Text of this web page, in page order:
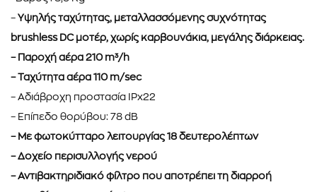
– Υψηλής ταχύτητας, μεταλλασσόμενης συχνότητας
brushless DC μοτέρ, χωρίς καρβουνάκια, μεγάλης διάρκειας.
– Παροχή αέρα 210 m³/h
– Ταχύτητα αέρα 110 m/sec
– Αδιάβροχη προστασία IPx22
– Επίπεδο θορύβου: 78 dB
– Με φωτοκύτταρο λειτουργίας 18 δευτερολέπτων
– Δοχείο περισυλλογής νερού
– Αντιβακτηριδιακό φίλτρο που αποτρέπει τη διαρροή